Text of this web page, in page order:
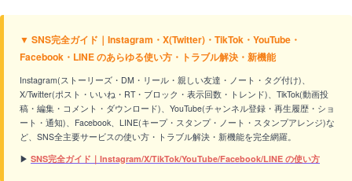
▼ SNS完全ガイド｜Instagram・X(Twitter)・TikTok・YouTube・
Facebook・LINE のあらゆる使い方・トラブル解決・新機能
Instagram(ストーリーズ・DM・リール・親しい友達・ノート・タグ付け)、
X/Twitter(ポスト・いいね・RT・ブロック・表示回数・トレンド)、TikTok(動画投
稿・編集・コメント・ダウンロード)、YouTube(チャンネル登録・再生履歴・ショ
ート・通知)、Facebook、LINE(キープ・スタンプ・ノート・スタンプアレンジ)な
ど、SNS全主要サービスの使い方・トラブル解決・新機能を完全網羅。
▶ SNS完全ガイド｜Instagram/X/TikTok/YouTube/Facebook/LINE の使い方